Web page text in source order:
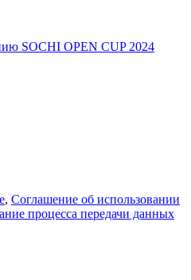
SOCHI OPEN CUP 2024
, Соглашение об использовании
процесса передачи данных